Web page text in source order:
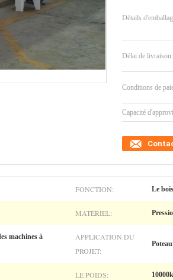
Détails
Délai de livraison:
Conditions de
Capacité
FONCTION: Le
MATÉRIEL:
machines à
APPLICATION DU
PROJET:
LE POIDS: